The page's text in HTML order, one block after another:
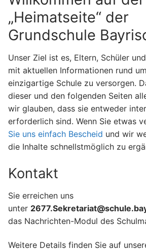
„Heimatseite“ der
Grundschule
Unser Ziel ist es, Eltern, Schüler
mit aktuellen Informationen rund
einzigartige Schule zu versorgen.
dieser und den folgenden Seiten
wir glauben, dass sie entweder
erforderlich sind. Wenn Sie etwas
Sie uns einfach Bescheid und wir
die Inhalte schnellstmöglich zu
Kontakt
Sie erreichen uns
unter
das Nachrichten-Modul des
Weitere Details finden Sie auf